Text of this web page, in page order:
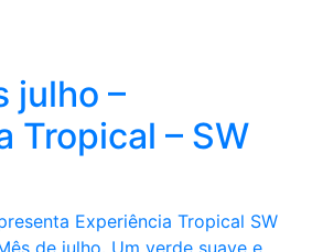
julho –
Tropical – SW
Experiência Tropical SW
de julho. Um verde suave e